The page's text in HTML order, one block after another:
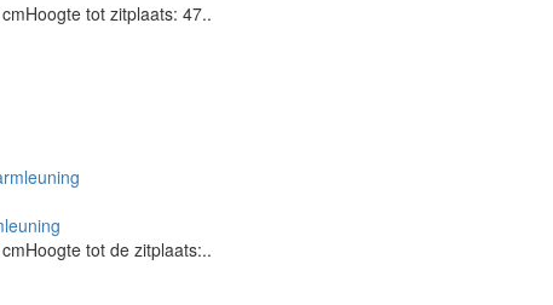
tot zitplaats: 47..
tot de zitplaats:..